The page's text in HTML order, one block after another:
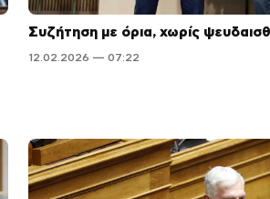
Συζήτηση με όρια, χωρίς
12.02.2026 — 07:22